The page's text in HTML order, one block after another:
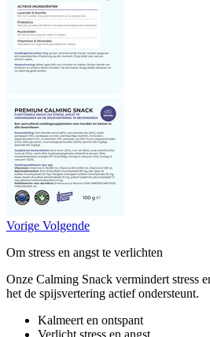
Vorige Volgende
Om stress en angst te verlichten
Onze Calming Snack vermindert stress
het de spijsvertering actief ondersteunt.
Kalmeert en ontspant
Verlicht stress en angst